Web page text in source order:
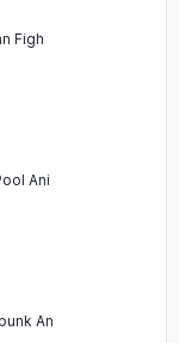
Figh
Ani
An